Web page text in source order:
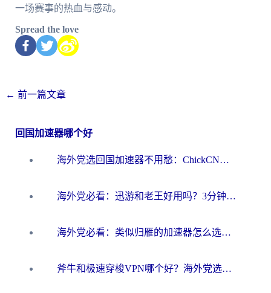
一场赛事的热血与感动。
Spread the love
← 前一篇文章
回国加速器哪个好
海外党选回国加速器不用愁：ChickCN和洞见哪个好？一篇搞定所有疑问
海外党必看：迅游和老王好用吗？3分钟选对加速国内网络的加速器
海外党必看：类似归雁的加速器怎么选？一篇搞定无缝访问国内资源
斧牛和极速穿梭VPN哪个好？海外党选回国加速器必看的真实对比与避坑指南